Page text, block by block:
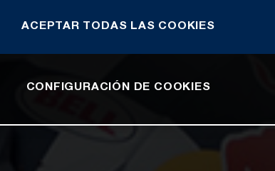
ACEPTAR TODAS LAS COOKIES
CONFIGURACIÓN DE COOKIES